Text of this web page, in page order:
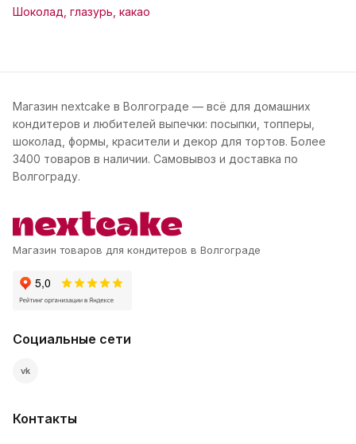
Шоколад, глазурь, какао
Магазин nextcake в Волгограде — всё для домашних
кондитеров и любителей выпечки: посыпки, топперы,
шоколад, формы, красители и декор для тортов. Более
3400 товаров в наличии. Самовывоз и доставка по
Волгограду.
Магазин товаров для кондитеров в Волгограде
Социальные сети
vk
Контакты